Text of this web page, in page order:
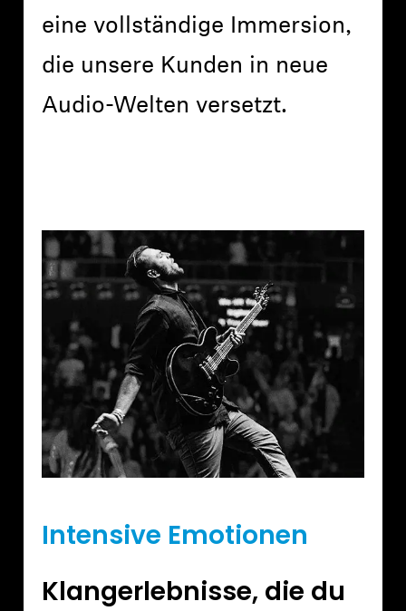
eine vollständige Immersion,
die unsere Kunden in neue
Audio-Welten versetzt.
Intensive Emotionen
Klangerlebnisse, die du